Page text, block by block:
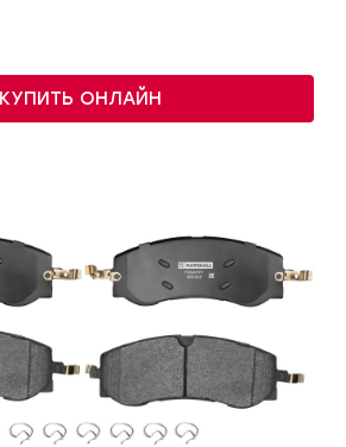
КУПИТЬ ОНЛАЙН